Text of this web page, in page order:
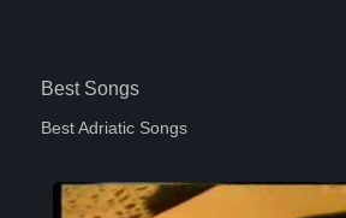
Best Songs
Best Adriatic Songs